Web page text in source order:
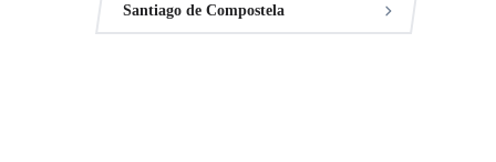
Santiago de Compostela